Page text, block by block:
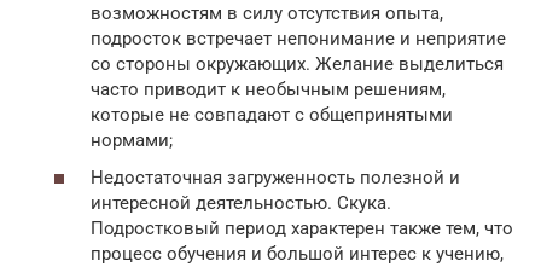
возможностям в силу отсутствия опыта,
подросток встречает непонимание и неприятие
со стороны окружающих. Желание выделиться
часто приводит к необычным решениям,
которые не совпадают с общепринятыми
нормами;
Недостаточная загруженность полезной и
интересной деятельностью. Скука.
Подростковый период характерен также тем, что
процесс обучения и большой интерес к учению,